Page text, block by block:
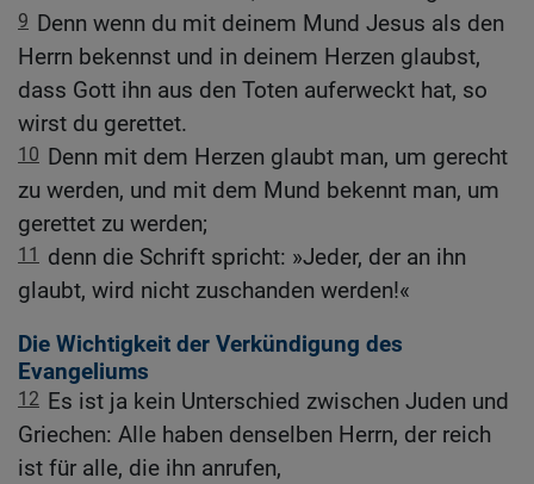
9 Denn wenn du mit deinem Mund Jesus als den
Herrn bekennst und in deinem Herzen glaubst,
dass Gott ihn aus den Toten auferweckt hat, so
wirst du gerettet.
10 Denn mit dem Herzen glaubt man, um gerecht
zu werden, und mit dem Mund bekennt man, um
gerettet zu werden;
11 denn die Schrift spricht: »Jeder, der an ihn
glaubt, wird nicht zuschanden werden!«
Die Wichtigkeit der Verkündigung des
Evangeliums
12 Es ist ja kein Unterschied zwischen Juden und
Griechen: Alle haben denselben Herrn, der reich
ist für alle, die ihn anrufen,